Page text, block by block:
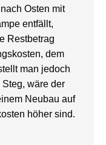
Osten mit
entfällt,
Restbetrag
dem
man jedoch
wäre der
Neubau auf
höher sind.